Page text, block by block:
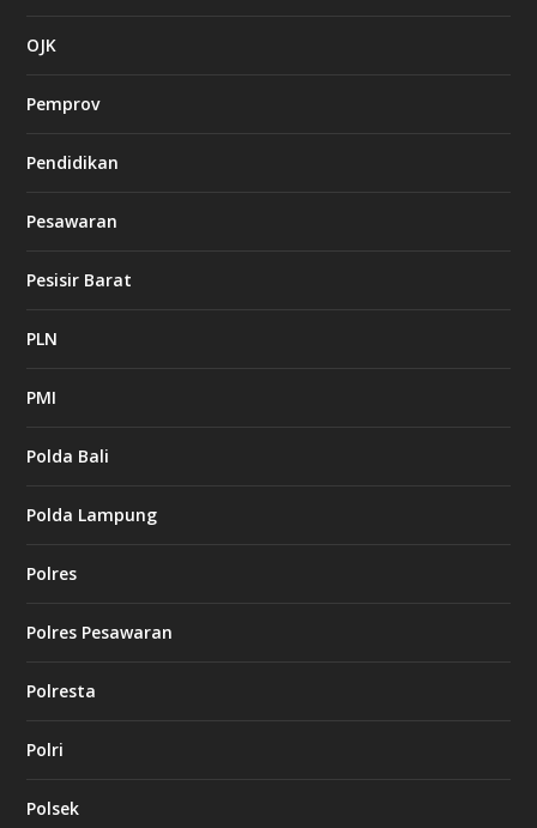
OJK
Pemprov
Pendidikan
Pesawaran
Pesisir Barat
PLN
PMI
Polda Bali
Polda Lampung
Polres
Polres Pesawaran
Polresta
Polri
Polsek